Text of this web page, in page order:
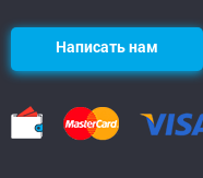
Написать нам